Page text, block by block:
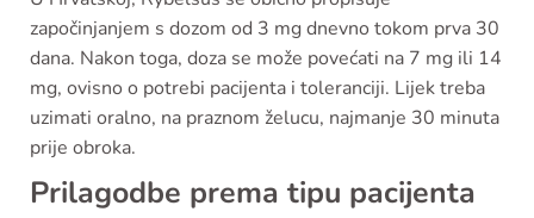
započinjanjem s dozom od 3 mg dnevno tokom prva 30
dana. Nakon toga, doza se može povećati na 7 mg ili 14
mg, ovisno o potrebi pacijenta i toleranciji. Lijek treba
uzimati oralno, na praznom želucu, najmanje 30 minuta
prije obroka.
Prilagodbe prema tipu pacijenta